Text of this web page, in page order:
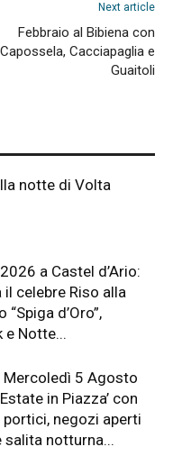
Next article
Febbraio al Bibiena con
Capossela, Cacciapaglia e
Guaitoli
notte di Volta
a Castel d’Ario:
celebre Riso alla
d’Oro”,
e Notte...
5 Agosto
in Piazza’ con
negozi aperti
salita notturna...